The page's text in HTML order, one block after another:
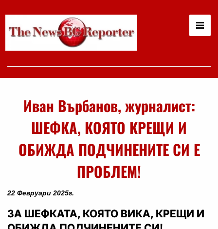
Иван Върбанов, журналист:
ШЕФКА, КОЯТО КРЕЩИ И
ОБИЖДА ПОДЧИНЕНИТЕ СИ Е
ПРОБЛЕМ!
22 Февруари 2025г.
ЗА ШЕФКАТА, КОЯТО ВИКА, КРЕЩИ И